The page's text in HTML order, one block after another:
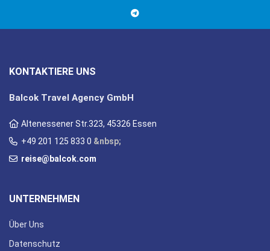
KONTAKTIERE UNS
Balcok Travel Agency GmbH
Altenessener Str.323, 45326 Essen
+49 201 125 833 0 &nbsp;
reise@balcok.com
UNTERNEHMEN
Über Uns
Datenschutz